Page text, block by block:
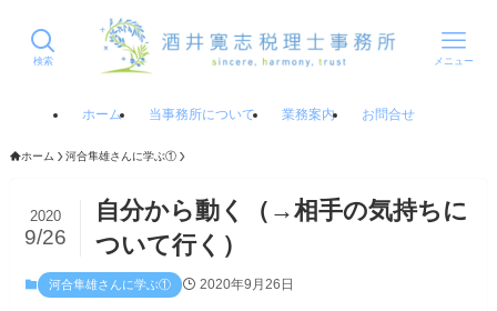
検索 メニュー
ホーム 当事務所について 業務案内 お問合せ
ホーム 河合隼雄さんに学ぶ①
自分から動く（→相手の気持ちに
ついて行く）
2020
9/26
河合隼雄さんに学ぶ① 2020年9月26日